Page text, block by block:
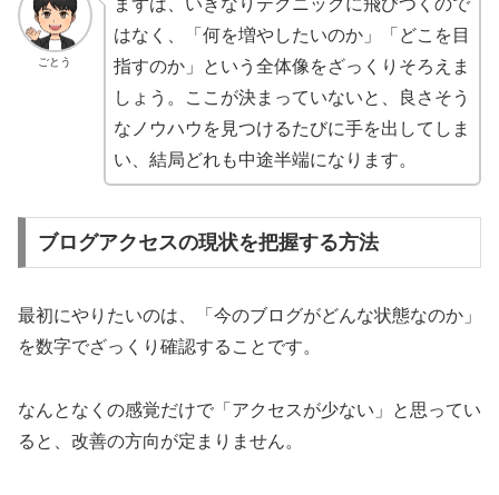
ごとう
はなく、「何を増やしたいのか」「どこを目
指すのか」という全体像をざっくりそろえま
しょう。ここが決まっていないと、良さそう
なノウハウを見つけるたびに手を出してしま
い、結局どれも中途半端になります。
ブログアクセスの現状を把握する方法
最初にやりたいのは、「今のブログがどんな状態なのか」
を数字でざっくり確認することです。
なんとなくの感覚だけで「アクセスが少ない」と思ってい
ると、改善の方向が定まりません。